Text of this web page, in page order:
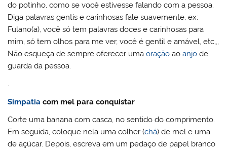
do potinho, como se você estivesse falando com a pessoa.
Diga palavras gentis e carinhosas fale suavemente, ex:
Fulano(a), você só tem palavras doces e carinhosas para
mim, só tem olhos para me ver, você é gentil e amável, etc,,,
Não esqueça de sempre oferecer umaoração aoanjo de
guarda da pessoa.
.
Simpatia com mel para conquistar
Corte uma banana com casca, no sentido do comprimento.
Em seguida, coloque nela uma colher (chá) de mel e uma
de açúcar. Depois, escreva em um pedaço de papel branco